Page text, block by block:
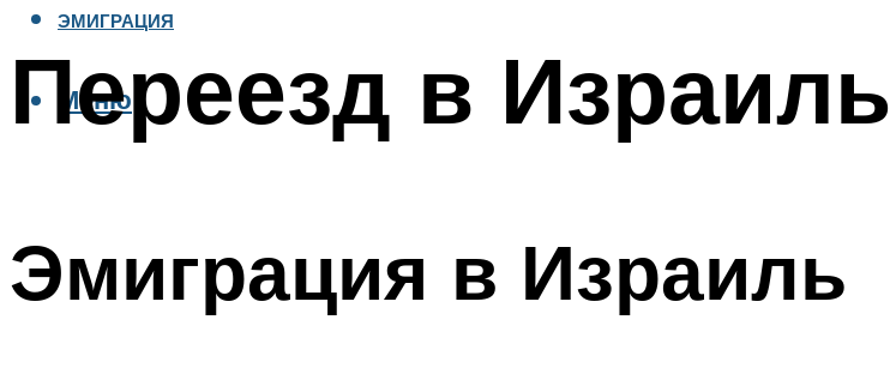
ЭМИГРАЦИЯ
Меню
Переезд в Израиль
Эмиграция в Израиль